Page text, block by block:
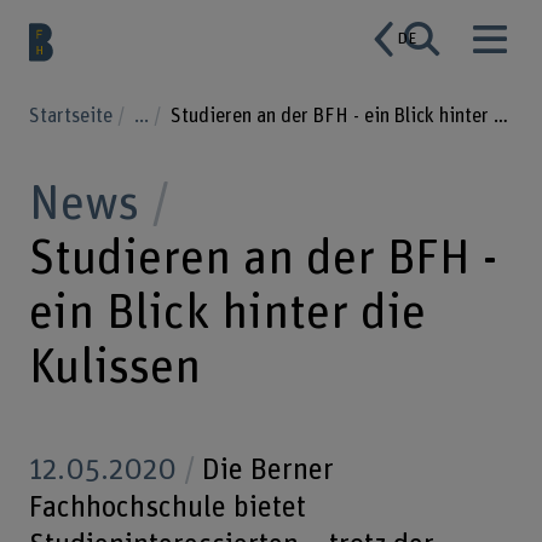
DE
Startseite ... Studieren an der BFH - ein Blick hinter die Kulissen
News
Studieren an der BFH -
ein Blick hinter die
Kulissen
12.05.2020
Die Berner
Fachhochschule bietet